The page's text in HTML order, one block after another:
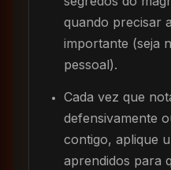
quando precisar
importante (seja
pessoal).
Cada vez que
defensivamente
contigo, aplique
aprendidos para